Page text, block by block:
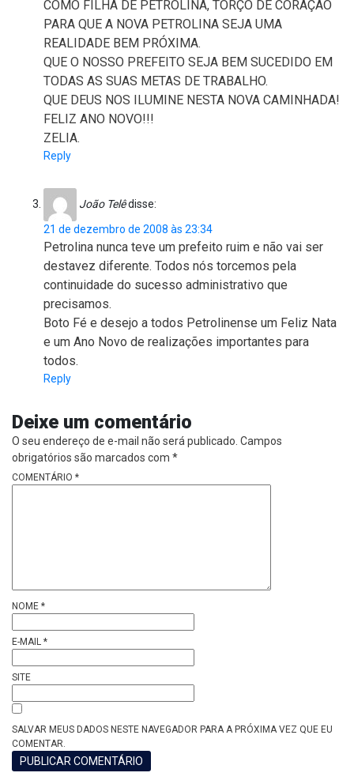
COMO FILHA DE PETROLINA, TORÇO DE CORAÇÃO
PARA QUE A NOVA PETROLINA SEJA UMA
REALIDADE BEM PRÓXIMA.
QUE O NOSSO PREFEITO SEJA BEM SUCEDIDO EM
TODAS AS SUAS METAS DE TRABALHO.
QUE DEUS NOS ILUMINE NESTA NOVA CAMINHADA!
FELIZ ANO NOVO!!!
ZELIA.
Reply
João Telêdisse:
21 de dezembro de 2008 às 23:34
Petrolina nunca teve um prefeito ruim e não vai ser
destavez diferente. Todos nós torcemos pela
continuidade do sucesso administrativo que
precisamos.
Boto Fé e desejo a todos Petrolinense um Feliz Nata
e um Ano Novo de realizações importantes para
todos.
Reply
Deixe um comentário
O seu endereço de e-mail não será publicado. Campos
obrigatórios são marcados com *
COMENTÁRIO *
NOME *
E-MAIL *
SITE
SALVAR MEUS DADOS NESTE NAVEGADOR PARA A PRÓXIMA VEZ QUE EU
COMENTAR.